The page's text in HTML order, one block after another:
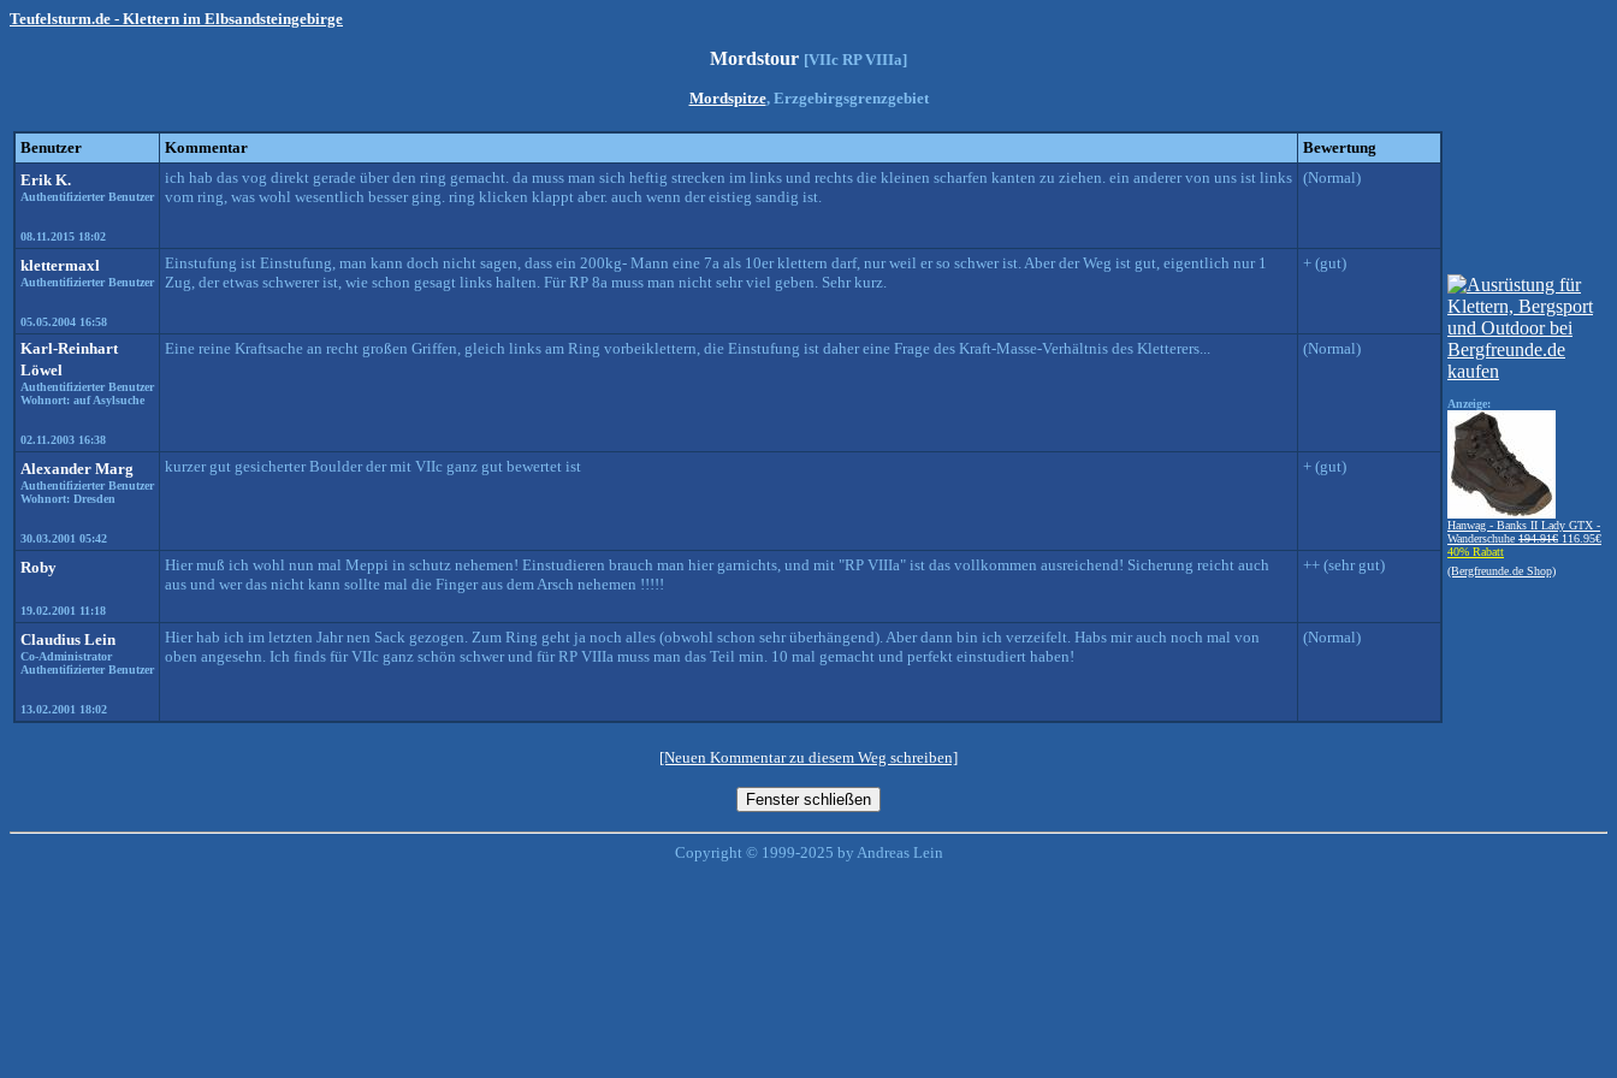
Teufelsturm.de - Klettern im Elbsandsteingebirge
Mordstour [VIIc RP VIIIa]
Mordspitze, Erzgebirgsgrenzgebiet
Benutzer Kommentar
Bewertung
Erik K.
Authentifizierter Benutzer
08.11.2015 18:02
ich hab das vog direkt gerade über den ring gemacht. da muss man sich heftig strecken im links und rechts die kleinen scharfen kanten zu ziehen. ein anderer von uns ist links
vom ring, was wohl wesentlich besser ging. ring klicken klappt aber. auch wenn der eistieg sandig ist.
(Normal)
klettermaxl
Authentifizierter Benutzer
05.05.2004 16:58
Einstufung ist Einstufung, man kann doch nicht sagen, dass ein 200kg- Mann eine 7a als 10er klettern darf, nur weil er so schwer ist. Aber der Weg ist gut, eigentlich nur 1
Zug, der etwas schwerer ist, wie schon gesagt links halten. Für RP 8a muss man nicht sehr viel geben. Sehr kurz.
+ (gut)
Karl-Reinhart
Löwel
Authentifizierter Benutzer
Wohnort: auf Asylsuche
02.11.2003 16:38
Eine reine Kraftsache an recht großen Griffen, gleich links am Ring vorbeiklettern, die Einstufung ist daher eine Frage des Kraft-Masse-Verhältnis des Kletterers... (Normal)
Alexander Marg
Authentifizierter Benutzer
Wohnort: Dresden
30.03.2001 05:42
kurzer gut gesicherter Boulder der mit VIIc ganz gut bewertet ist + (gut)
Roby
19.02.2001 11:18
Hier muß ich wohl nun mal Meppi in schutz nehemen! Einstudieren brauch man hier garnichts, und mit "RP VIIIa" ist das vollkommen ausreichend! Sicherung reicht auch
aus und wer das nicht kann sollte mal die Finger aus dem Arsch nehemen !!!!!
++ (sehr gut)
Claudius Lein
Co-Administrator
Authentifizierter Benutzer
13.02.2001 18:02
Hier hab ich im letzten Jahr nen Sack gezogen. Zum Ring geht ja noch alles (obwohl schon sehr überhängend). Aber dann bin ich verzeifelt. Habs mir auch noch mal von
oben angesehn. Ich finds für VIIc ganz schön schwer und für RP VIIIa muss man das Teil min. 10 mal gemacht und perfekt einstudiert haben!
(Normal)
Anzeige:
Hanwag - Banks II Lady GTX -
Wanderschuhe 194.91€ 116.95€
40% Rabatt
(Bergfreunde.de Shop)
[Neuen Kommentar zu diesem Weg schreiben]
Copyright © 1999-2025 by Andreas Lein